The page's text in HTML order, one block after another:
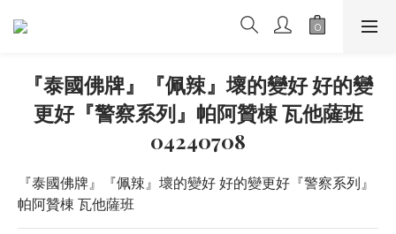
『泰國佛牌』『佩辣』壞的變好 好的變
更好『警察系列』帕阿贊棟 瓦他薩班
04240708
『泰國佛牌』『佩辣』壞的變好 好的變更好『警察系列』
帕阿贊棟 瓦他薩班